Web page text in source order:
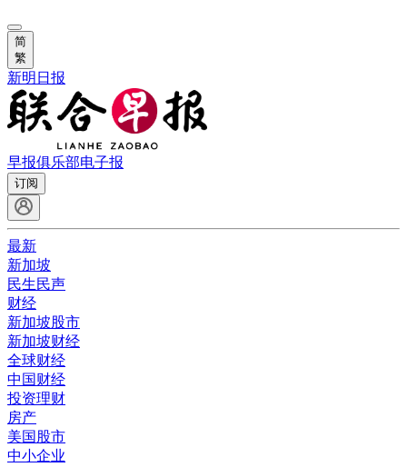
简
繁
新明日报
早报俱乐部电子报
订阅
最新
新加坡
民生民声
财经
新加坡股市
新加坡财经
全球财经
中国财经
投资理财
房产
美国股市
中小企业